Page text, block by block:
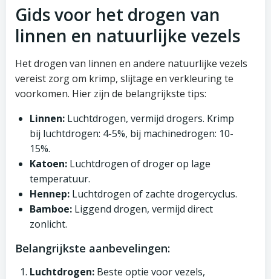
Gids voor het drogen van
linnen en natuurlijke vezels
Het drogen van linnen en andere natuurlijke vezels
vereist zorg om krimp, slijtage en verkleuring te
voorkomen. Hier zijn de belangrijkste tips:
Linnen: Luchtdrogen, vermijd drogers. Krimp
bij luchtdrogen: 4-5%, bij machinedrogen: 10-
15%.
Katoen: Luchtdrogen of droger op lage
temperatuur.
Hennep: Luchtdrogen of zachte drogercyclus.
Bamboe: Liggend drogen, vermijd direct
zonlicht.
Belangrijkste aanbevelingen:
Luchtdrogen: Beste optie voor vezels,